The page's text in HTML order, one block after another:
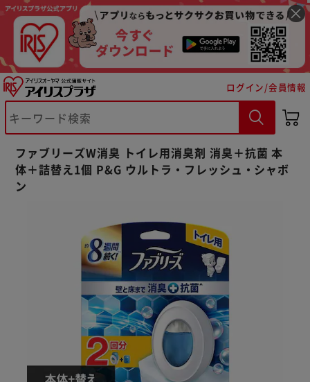
ログイン/会員情報
ファブリーズW消臭 トイレ用消臭剤 消臭＋抗菌 本
体＋詰替え1個 P&G ウルトラ・フレッシュ・シャボ
ン
※ご確認ください